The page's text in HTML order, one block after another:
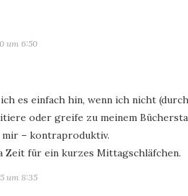
um 6:50
es einfach hin, wenn ich nicht
oder greife zu meinem
– kontraproduktiv.
Zeit für ein kurzes Mittagschläfchen.
um 8:35